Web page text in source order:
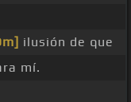
ilusión de que
mí.